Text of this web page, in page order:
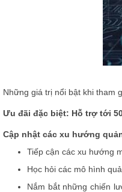
Những giá trị nổi bật khi tham
Ưu đãi đặc biệt: Hỗ trợ tới
Cập nhật các xu hướng
Tiếp cận các xu hướng
Học hỏi các mô hình
Nắm bắt những chiến